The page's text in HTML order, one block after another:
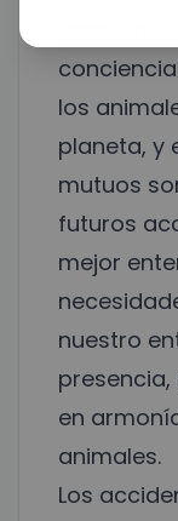
los
planeta, y
mutuos
futuros
mejor
nuestro
en
animales.
Los